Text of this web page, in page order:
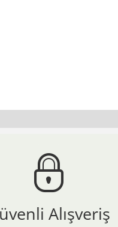
Alışveriş